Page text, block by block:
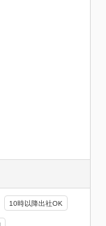
10時以降出社OK